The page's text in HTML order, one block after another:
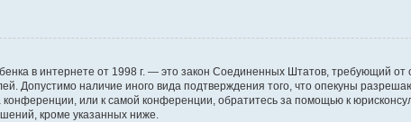
в интернете от 1998 г. — это закон Соединенных Штатов, требующий
Допустимо наличие иного вида подтверждения того, что опекуны
или к самой конференции, обратитесь за помощью к
кроме указанных ниже.